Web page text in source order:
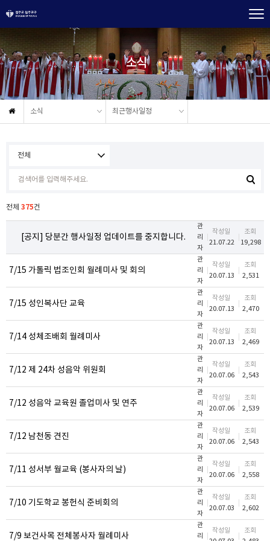
소식
소식 최근행사일정
전체 375건
[공지] 당분간 행사일정 업데이트를 중지합니다.
관
리
자
작성일
21.07.22
조회
19,298
7/15 가톨릭 법조인회 월례미사 및 회의
관
리
자
작성일
20.07.13
조회
2,531
7/15 성인복사단 교육
관
리
자
작성일
20.07.13
조회
2,470
7/14 성체조배회 월례미사
관
리
자
작성일
20.07.13
조회
2,469
7/12 제 24차 성음악 위원회
관
리
자
작성일
20.07.06
조회
2,543
7/12 성음악 교육원 졸업미사 및 연주
관
리
자
작성일
20.07.06
조회
2,539
7/12 남천동 견진
관
리
자
작성일
20.07.06
조회
2,543
7/11 성서부 월교육 (봉사자의 날)
관
리
자
작성일
20.07.06
조회
2,558
7/10 기도학교 봉헌식 준비회의
관
리
자
작성일
20.07.03
조회
2,602
7/9 보건사목 전체봉사자 월례미사
관
리
작성일
조회